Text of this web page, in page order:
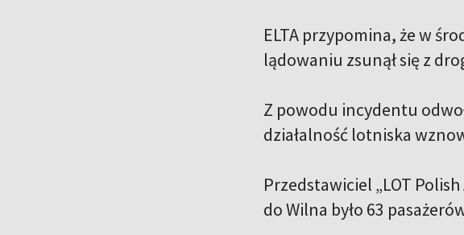
ELTA przypomina, że w
lądowaniu zsunął się z
Z powodu incydentu
działalność lotniska
Przedstawiciel „LOT
do Wilna było 63